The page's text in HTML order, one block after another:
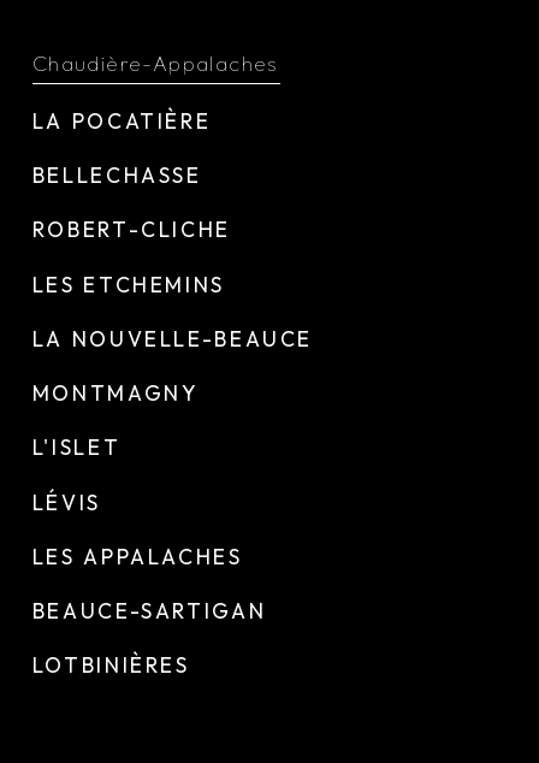
Chaudière-Appalaches
LA POCATIÈRE
BELLECHASSE
ROBERT-CLICHE
LES ETCHEMINS
LA NOUVELLE-BEAUCE
MONTMAGNY
L'ISLET
LÉVIS
LES APPALACHES
BEAUCE-SARTIGAN
LOTBINIÈRES